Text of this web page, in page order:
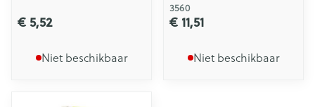
€ 5,52
Niet beschikbaar
3560
€ 11,51
Niet beschikbaar